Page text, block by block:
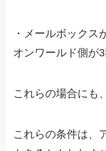
・メールボックス
オンワールド側が
これらの場合にも
これらの条件は、